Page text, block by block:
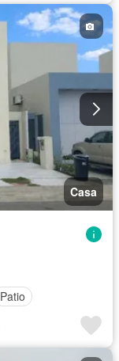
Casa
Patio